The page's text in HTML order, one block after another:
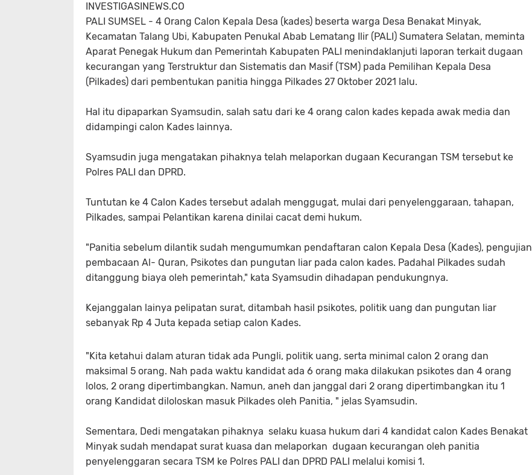
INVESTIGASINEWS.CO
PALI SUMSEL - 4 Orang Calon Kepala Desa (kades) beserta warga Desa Benakat Minyak,
Kecamatan Talang Ubi, Kabupaten Penukal Abab Lematang Ilir (PALI) Sumatera Selatan, meminta
Aparat Penegak Hukum dan Pemerintah Kabupaten PALI menindaklanjuti laporan terkait dugaan
kecurangan yang Terstruktur dan Sistematis dan Masif (TSM) pada Pemilihan Kepala Desa
(Pilkades) dari pembentukan panitia hingga Pilkades 27 Oktober 2021 lalu.
Hal itu dipaparkan Syamsudin, salah satu dari ke 4 orang calon kades kepada awak media dan
didampingi calon Kades lainnya.
Syamsudin juga mengatakan pihaknya telah melaporkan dugaan Kecurangan TSM tersebut ke
Polres PALI dan DPRD.
Tuntutan ke 4 Calon Kades tersebut adalah menggugat, mulai dari penyelenggaraan, tahapan,
Pilkades, sampai Pelantikan karena dinilai cacat demi hukum.
"Panitia sebelum dilantik sudah mengumumkan pendaftaran calon Kepala Desa (Kades), pengujian
pembacaan Al- Quran, Psikotes dan pungutan liar pada calon kades. Padahal Pilkades sudah
ditanggung biaya oleh pemerintah," kata Syamsudin dihadapan pendukungnya.
Kejanggalan lainya pelipatan surat, ditambah hasil psikotes, politik uang dan pungutan liar
sebanyak Rp 4 Juta kepada setiap calon Kades.
"Kita ketahui dalam aturan tidak ada Pungli, politik uang, serta minimal calon 2 orang dan
maksimal 5 orang. Nah pada waktu kandidat ada 6 orang maka dilakukan psikotes dan 4 orang
lolos, 2 orang dipertimbangkan. Namun, aneh dan janggal dari 2 orang dipertimbangkan itu 1
orang Kandidat diloloskan masuk Pilkades oleh Panitia, " jelas Syamsudin.
Sementara, Dedi mengatakan pihaknya selaku kuasa hukum dari 4 kandidat calon Kades Benakat
Minyak sudah mendapat surat kuasa dan melaporkan dugaan kecurangan oleh panitia
penyelenggaran secara TSM ke Polres PALI dan DPRD PALI melalui komisi 1.